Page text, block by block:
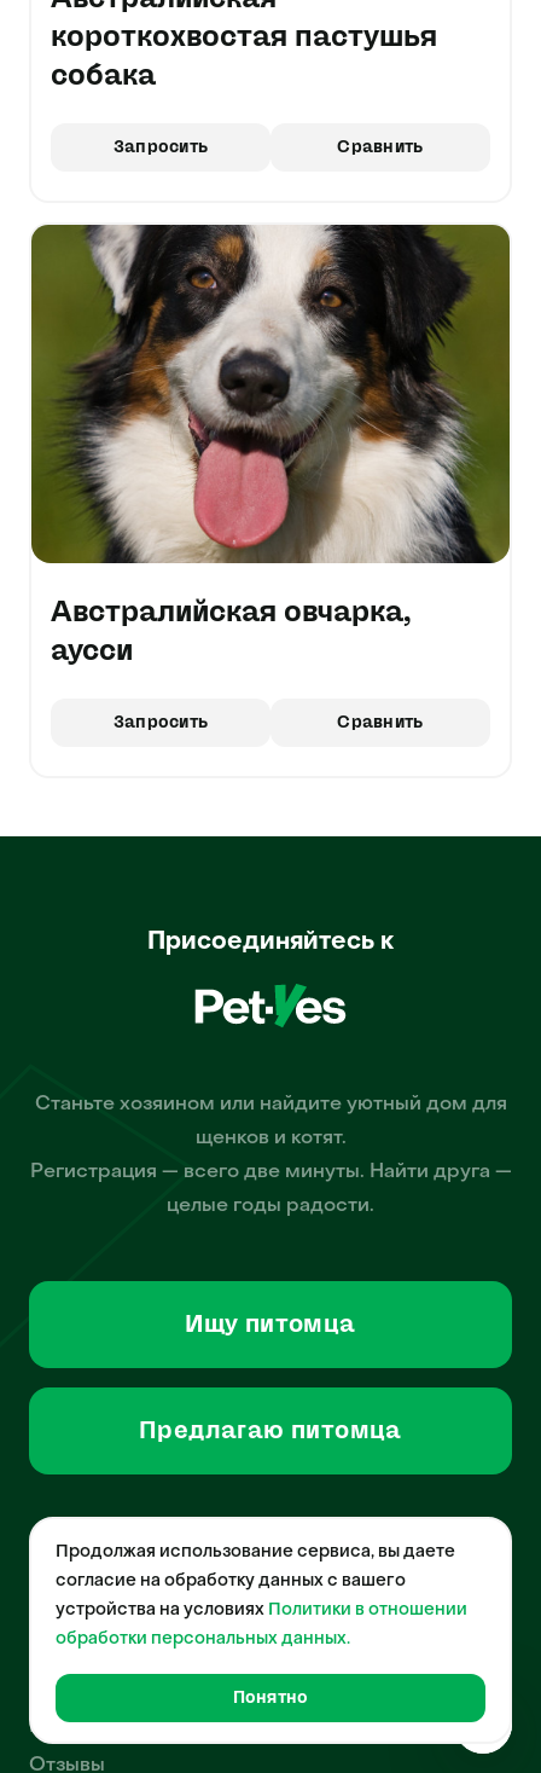
короткохвостая пастушья
собака
Запросить Сравнить
Австралийская овчарка,
аусси
Запросить Сравнить
Присоединяйтесь к
Станьте хозяином или найдите уютный дом для
щенков и котят.
Регистрация — всего две минуты. Найти друга —
целые годы радости.
Ищу питомца
Предлагаю питомца
Сайт
О нас
FAQ
Отзывы
Продолжая использование сервиса, вы даете
согласие на обработку данных с вашего
устройства на условиях Политики в отношении
обработки персональных данных.
Понятно